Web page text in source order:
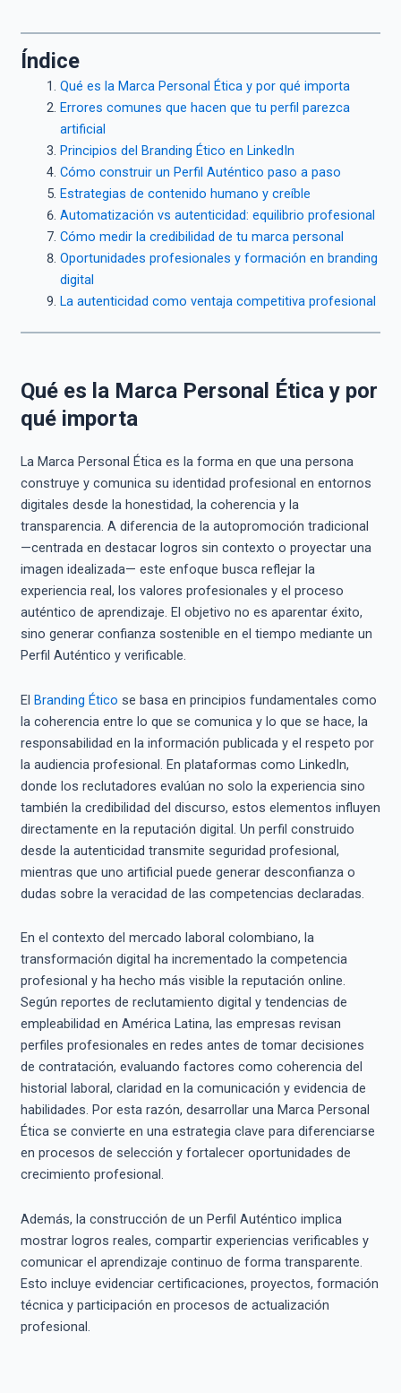
Índice
Qué es la Marca Personal Ética y por qué importa
Errores comunes que hacen que tu perfil parezca
artificial
Principios del Branding Ético en LinkedIn
Cómo construir un Perfil Auténtico paso a paso
Estrategias de contenido humano y creíble
Automatización vs autenticidad: equilibrio profesional
Cómo medir la credibilidad de tu marca personal
Oportunidades profesionales y formación en branding
digital
La autenticidad como ventaja competitiva profesional
Qué es la Marca Personal Ética y por
qué importa
La Marca Personal Ética es la forma en que una persona
construye y comunica su identidad profesional en entornos
digitales desde la honestidad, la coherencia y la
transparencia. A diferencia de la autopromoción tradicional
—centrada en destacar logros sin contexto o proyectar una
imagen idealizada— este enfoque busca reflejar la
experiencia real, los valores profesionales y el proceso
auténtico de aprendizaje. El objetivo no es aparentar éxito,
sino generar confianza sostenible en el tiempo mediante un
Perfil Auténtico y verificable.
El Branding Ético se basa en principios fundamentales como
la coherencia entre lo que se comunica y lo que se hace, la
responsabilidad en la información publicada y el respeto por
la audiencia profesional. En plataformas como LinkedIn,
donde los reclutadores evalúan no solo la experiencia sino
también la credibilidad del discurso, estos elementos influyen
directamente en la reputación digital. Un perfil construido
desde la autenticidad transmite seguridad profesional,
mientras que uno artificial puede generar desconfianza o
dudas sobre la veracidad de las competencias declaradas.
En el contexto del mercado laboral colombiano, la
transformación digital ha incrementado la competencia
profesional y ha hecho más visible la reputación online.
Según reportes de reclutamiento digital y tendencias de
empleabilidad en América Latina, las empresas revisan
perfiles profesionales en redes antes de tomar decisiones
de contratación, evaluando factores como coherencia del
historial laboral, claridad en la comunicación y evidencia de
habilidades. Por esta razón, desarrollar una Marca Personal
Ética se convierte en una estrategia clave para diferenciarse
en procesos de selección y fortalecer oportunidades de
crecimiento profesional.
Además, la construcción de un Perfil Auténtico implica
mostrar logros reales, compartir experiencias verificables y
comunicar el aprendizaje continuo de forma transparente.
Esto incluye evidenciar certificaciones, proyectos, formación
técnica y participación en procesos de actualización
profesional.